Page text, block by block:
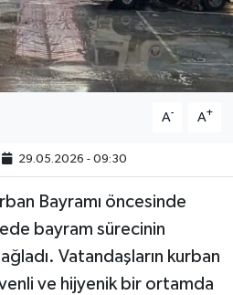
A- A+
29.05.2026 - 09:30
Bayramı öncesinde
bayram sürecinin
Vatandaşların kurban
ve hijyenik bir ortamda